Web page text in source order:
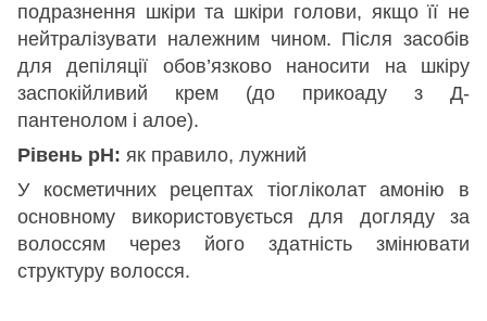
подразнення шкіри та шкіри голови, якщо її не
нейтралізувати належним чином. Після засобів
для депіляції обов’язково наносити на шкіру
заспокійливий крем (до прикоаду з Д-
пантенолом і алое).
Рівень pH: як правило, лужний
У косметичних рецептах тіогліколат амонію в
основному використовується для догляду за
волоссям через його здатність змінювати
структуру волосся.